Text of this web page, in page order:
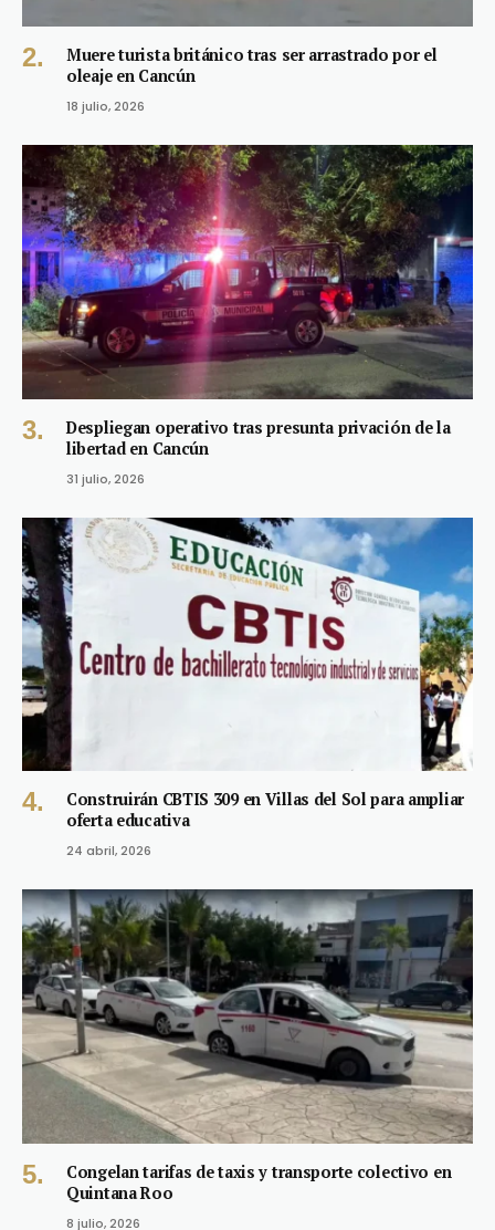
Muere turista británico tras ser arrastrado por el
oleaje en Cancún
18 julio, 2026
Despliegan operativo tras presunta privación de la
libertad en Cancún
31 julio, 2026
Construirán CBTIS 309 en Villas del Sol para ampliar
oferta educativa
24 abril, 2026
Congelan tarifas de taxis y transporte colectivo en
Quintana Roo
8 julio, 2026